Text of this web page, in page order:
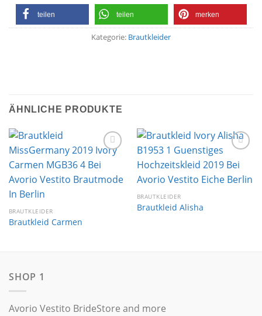
teilen teilen merken
Kategorie: Brautkleider
ÄHNLICHE PRODUKTE
Wunschliste
BRAUTKLEIDER
Brautkleid Carmen
Wunschliste
BRAUTKLEIDER
Brautkleid Alisha
SHOP 1
Avorio Vestito BrideStore and more